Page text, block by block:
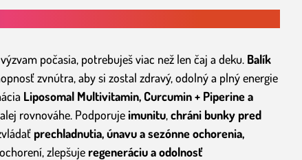
počasia, potrebuješ viac než len čaj a deku. Balík
zvnútra, aby si zostal zdravý, odolný a plný energie
Liposomal Multivitamin, Curcumin + Piperine a
rovnováhe. Podporujeimunitu,chráni bunky pred
prechladnutia, únavu a sezónne ochorenia,
zlepšuje regeneráciu a odolnosť